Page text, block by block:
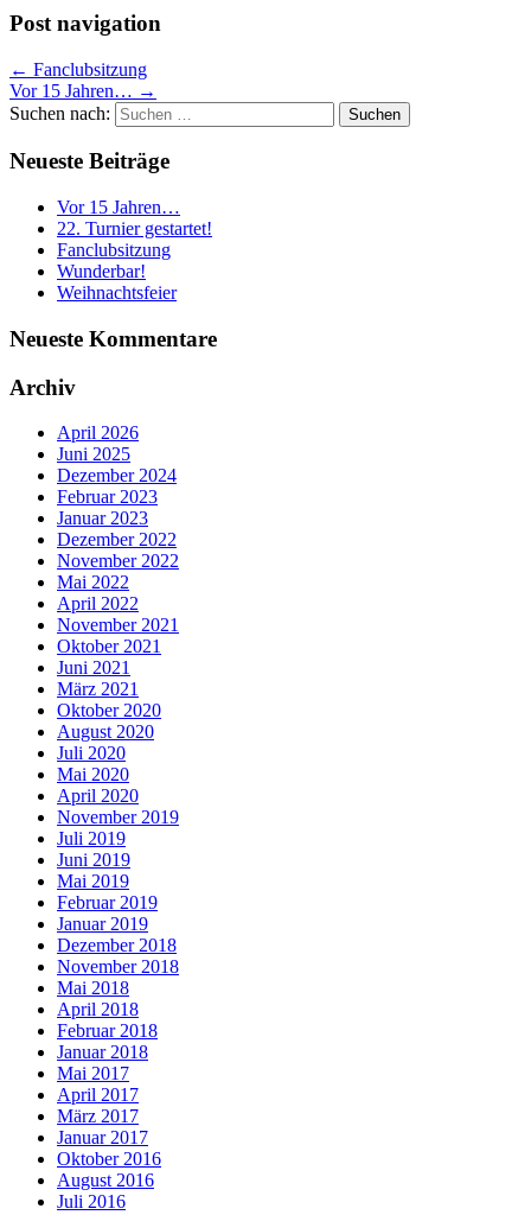
Post navigation
← Fanclubsitzung
Vor 15 Jahren… →
Suchen nach:
Neueste Beiträge
Vor 15 Jahren…
22. Turnier gestartet!
Fanclubsitzung
Wunderbar!
Weihnachtsfeier
Neueste Kommentare
Archiv
April 2026
Juni 2025
Dezember 2024
Februar 2023
Januar 2023
Dezember 2022
November 2022
Mai 2022
April 2022
November 2021
Oktober 2021
Juni 2021
März 2021
Oktober 2020
August 2020
Juli 2020
Mai 2020
April 2020
November 2019
Juli 2019
Juni 2019
Mai 2019
Februar 2019
Januar 2019
Dezember 2018
November 2018
Mai 2018
April 2018
Februar 2018
Januar 2018
Mai 2017
April 2017
März 2017
Januar 2017
Oktober 2016
August 2016
Juli 2016